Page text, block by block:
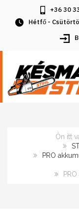
+36 30
Hétfő -
Ön itt
PRO